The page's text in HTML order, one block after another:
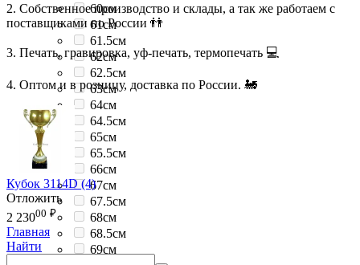
60см
61см
61.5см
62см
62.5см
63см
64см
64.5см
65см
65.5см
66см
67см
67.5см
68см
68.5см
69см
2. Собственное производство и склады, а так же работаем с
поставщиками по России 👬
3. Печать, гравировка, уф-печать, термопечать 💻
4. Оптом и в розницу, доставка по России. 🚂
Кубок 3114D (4)
Отложить
2 23000 ₽
Главная
Найти